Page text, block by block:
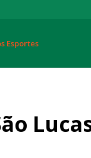
Esportes